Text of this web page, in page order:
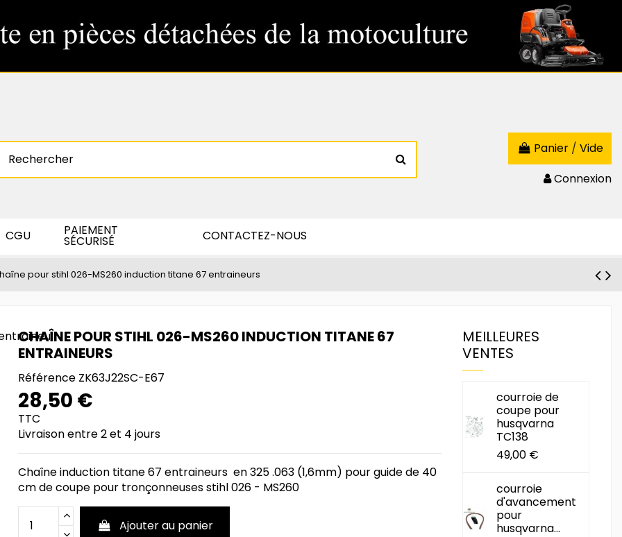
Panier / Vide
Connexion
CGU PAIEMENT
SÉCURISÉ CONTACTEZ-NOUS
pour stihl 026-MS260 induction titane 67 entraineurs
CHAÎNE POUR STIHL 026-MS260 INDUCTION TITANE 67
ENTRAINEURS
Référence ZK63J22SC-E67
28,50 €
TTC
Livraison entre 2 et 4 jours
Chaîne induction titane 67 entraineurs en 325 .063 (1,6mm) pour guide de 40
cm de coupe pour tronçonneuses stihl 026 - MS260
Ajouter au panier
MEILLEURES
VENTES
courroie de
coupe pour
husqvarna
TC138
49,00 €
courroie
d'avancement
pour
husqvarna...